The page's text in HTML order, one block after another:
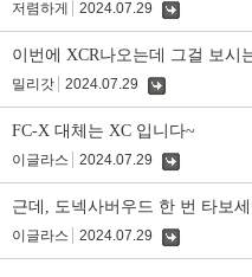
저렴하게 2024.07.29
이번에 XCR나오는데 그걸 보시
밀리갓 2024.07.29
FC-X 대체는 XC 입니다~
이글라스 2024.07.29
근데, 도넥사버우드 한 번 타보
이글라스 2024.07.29